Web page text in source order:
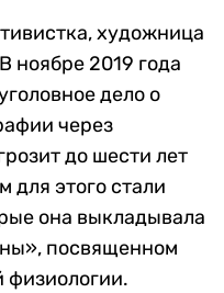
художница
ноябре 2019 года
дело о
через
до шести лет
этого стали
она выкладывала
посвященном
физиологии.